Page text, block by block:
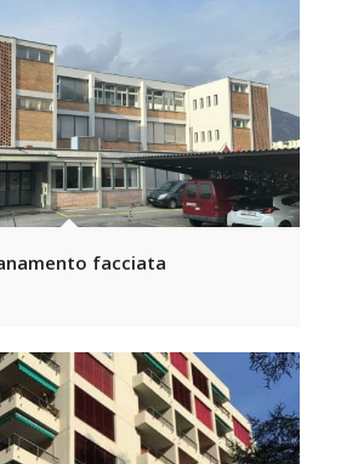
facciata